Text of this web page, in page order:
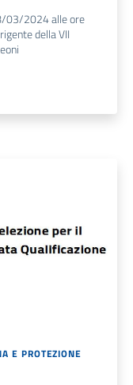
03/2024 alle ore
della VII
E PROTEZIONE